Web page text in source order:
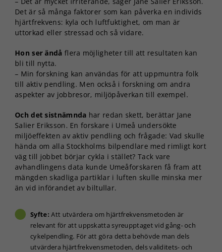
Det är så många faktorer som kan påverka en individs
hjärtfrekvens: kyla och luftfuktighet, om man är
uttorkad eller stressad och så vidare.
Hon ser ändå flera möjligheter till att resultaten kan
bli till nytta.
– Min forskning kan användas för att uppmuntra folk
till aktiv pendling. Men också i forskning om andra
aspekter av jobbresor, miljöpåverkan till exempel.
Och det sistnämnda har redan skett, berättar Jane
Salier Eriksson. En forskare i Umeå undersökte
miljöeffekten av aktiv pendling och frågade: Vad skulle
hända om alla Stockholms bilpendlare med rimligt kort
väg till jobbet börjar cykla i stället? Tack vare
avhandlingens data kunde Umeåforskaren få fram att
mängden skadliga partiklar i luften skulle minska mer
än vid införandet av biltullar.
Syfte: Att utvärdera om hjärtfrekvensmetoden är
relevant för att uppskatta syreupptaget vid gång- och
cykelpendling. För att göra detta behövde man dels
utvärdera hjärtfrekvensmetoden, dels validitets- och